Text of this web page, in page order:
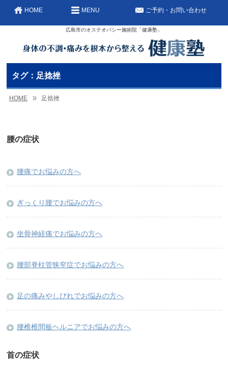
広島市のオステオパシー施術院「健康塾」
HOME ご予約・お問い合わせ
MENU
タグ：足捻挫
HOME 足捻挫
腰の症状
腰痛でお悩みの方へ
ぎっくり腰でお悩みの方へ
坐骨神経痛でお悩みの方へ
腰部脊柱管狭窄症でお悩みの方へ
足の痛みやしびれでお悩みの方へ
腰椎椎間板ヘルニアでお悩みの方へ
首の症状